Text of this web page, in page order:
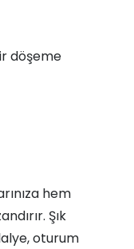
döşeme
hem
Şık
oturum